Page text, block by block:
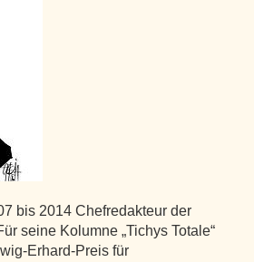
bis 2014 Chefredakteur der
seine Kolumne „Tichys Totale“
Erhard-Preis für